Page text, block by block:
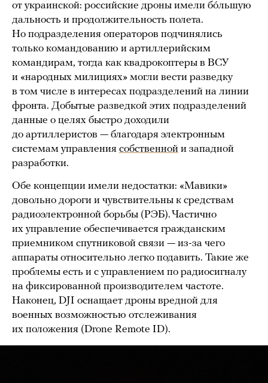
от украинской: российские дроны имели бóльшую
дальность и продолжительность полета.
Но подразделения операторов подчинялись
только командованию и артиллерийским
командирам, тогда как квадрокоптеры в ВСУ
и «народных милициях» могли вести разведку
в том числе в интересах подразделений на линии
фронта. Добытые разведкой этих подразделений
данные о целях быстро доходили
до артиллеристов — благодаря электронным
системам управления собственной и западной
разработки.
Обе концепции имели недостатки: «Мавики»
довольно дороги и чувствительны к средствам
радиоэлектронной борьбы (РЭБ). Частично
их управление обеспечивается гражданским
приемником спутниковой связи — из-за чего
аппараты относительно легко подавить. Такие же
проблемы есть и с управлением по радиосигналу
на фиксированной производителем частоте.
Наконец, DJI оснащает дроны вредной для
военных возможностью отслеживания
их положения (Drone Remote ID).